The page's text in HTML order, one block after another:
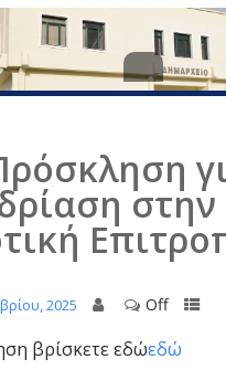
στην
2025 Off
βρίσκετε εδώεδώ